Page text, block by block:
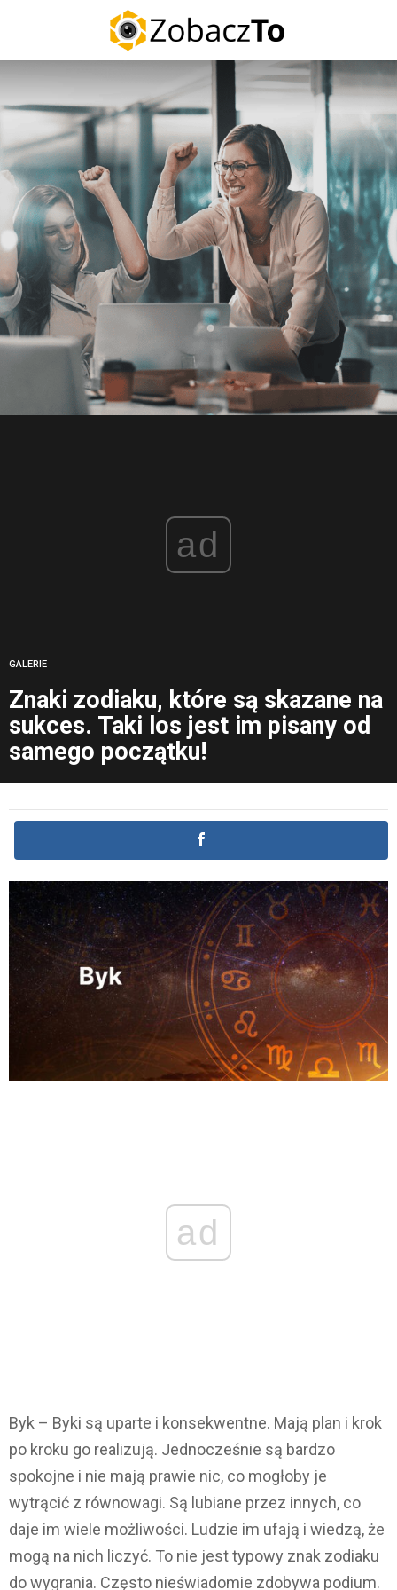
ad
GALERIE
Znaki zodiaku, które są skazane na
sukces. Taki los jest im pisany od
samego początku!
ad
Byk – Byki są uparte i konsekwentne. Mają plan i krok
po kroku go realizują. Jednocześnie są bardzo
spokojne i nie mają prawie nic, co mogłoby je
wytrącić z równowagi. Są lubiane przez innych, co
daje im wiele możliwości. Ludzie im ufają i wiedzą, że
mogą na nich liczyć. To nie jest typowy znak zodiaku
do wygrania. Często nieświadomie zdobywa podium.